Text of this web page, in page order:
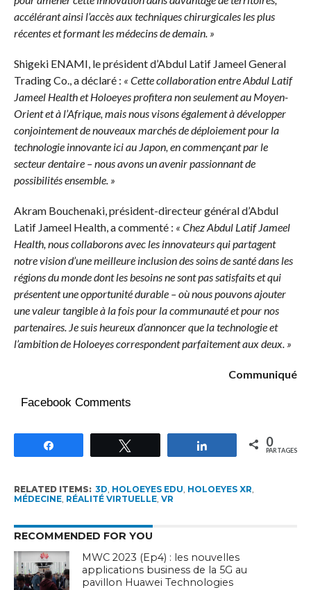
accélérant ainsi l’accès aux techniques chirurgicales les plus
récentes et formant les médecins de demain. »
Shigeki ENAMI, le président d’Abdul Latif Jameel General
Trading Co., a déclaré : « Cette collaboration entre Abdul Latif
Jameel Health et Holoeyes profitera non seulement au Moyen-
Orient et à l’Afrique, mais nous visons également à développer
conjointement de nouveaux marchés de déploiement pour la
technologie innovante ici au Japon, en commençant par le
secteur dentaire – nous avons un avenir passionnant de
possibilités ensemble. »
Akram Bouchenaki, président-directeur général d’Abdul
Latif Jameel Health, a commenté : « Chez Abdul Latif Jameel
Health, nous collaborons avec les innovateurs qui partagent
notre vision d’une meilleure inclusion des soins de santé dans les
régions du monde dont les besoins ne sont pas satisfaits et qui
présentent une opportunité durable – où nous pouvons ajouter
une valeur tangible à la fois pour la communauté et pour nos
partenaires. Je suis heureux d’annoncer que la technologie et
l’ambition de Holoeyes correspondent parfaitement aux deux. »
Communiqué
Facebook Comments
Partagez 0
PARTAGES
RELATED ITEMS: 3D, HOLOEYES EDU, HOLOEYES XR,
MÉDECINE, RÉALITÉ VIRTUELLE, VR
RECOMMENDED FOR YOU
MWC 2023 (Ep4) : les nouvelles
applications business de la 5G au
pavillon Huawei Technologies